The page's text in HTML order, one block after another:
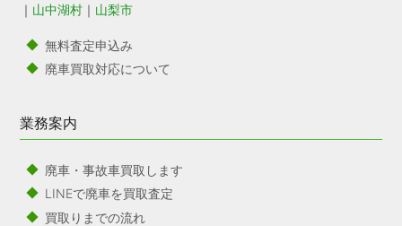
｜ 山中湖村 ｜ 山梨市
無料査定申込み
廃車買取対応について
業務案内
廃車・事故車買取します
LINEで廃車を買取査定
買取りまでの流れ